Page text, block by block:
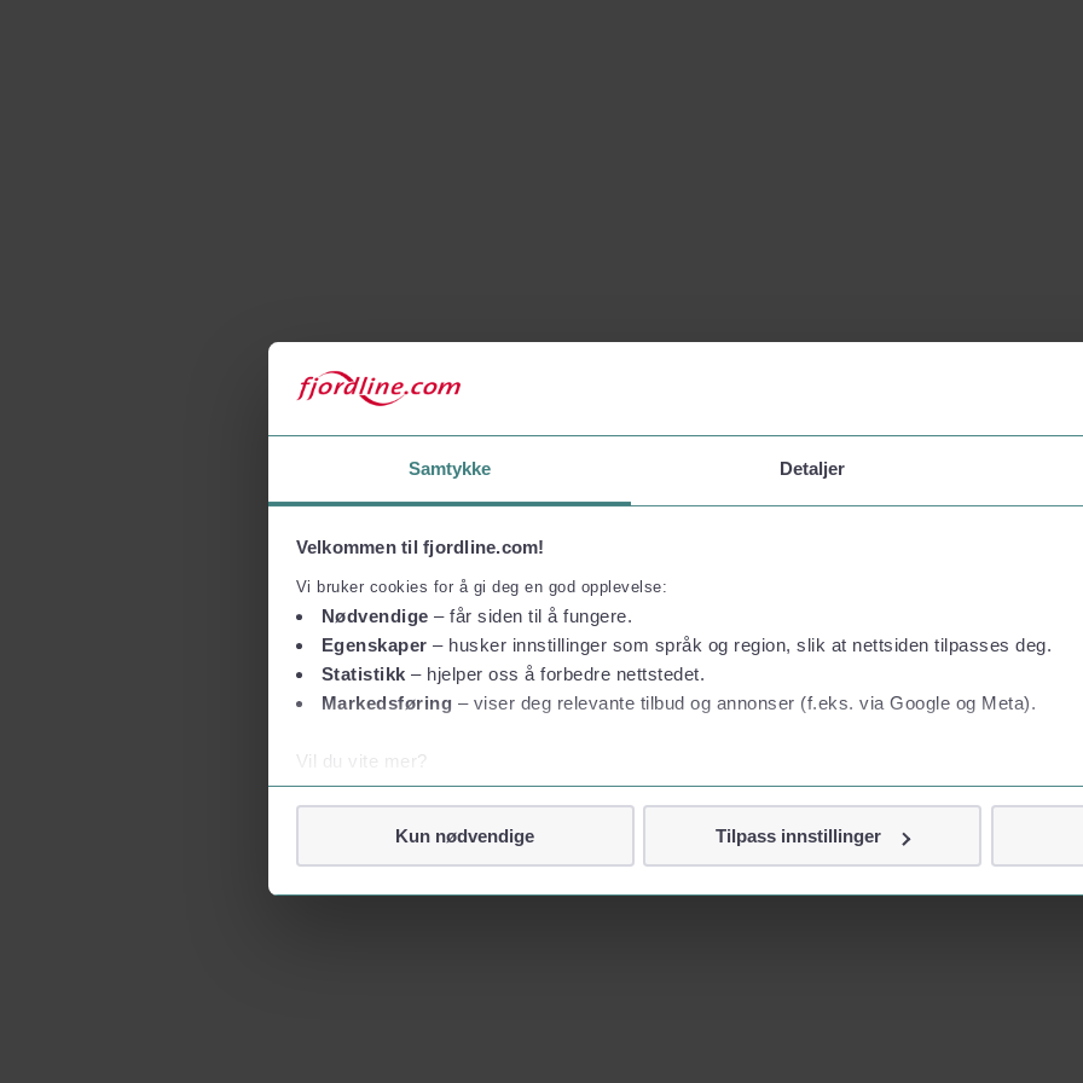
Samtykke Detaljer
Velkommen til fjordline.com!
Vi bruker cookies for å gi deg en god opplevelse:
Nødvendige – får siden til å fungere.
Egenskaper – husker innstillinger som språk og region, slik at nettsiden tilpasses deg.
Statistikk – hjelper oss å forbedre nettstedet.
Markedsføring – viser deg relevante tilbud og annonser (f.eks. via Google og Meta).
Vil du vite mer?
Om informasjonskapsler
Kun nødvendige Tilpass innstillinger